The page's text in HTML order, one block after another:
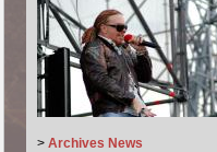
> Archives News